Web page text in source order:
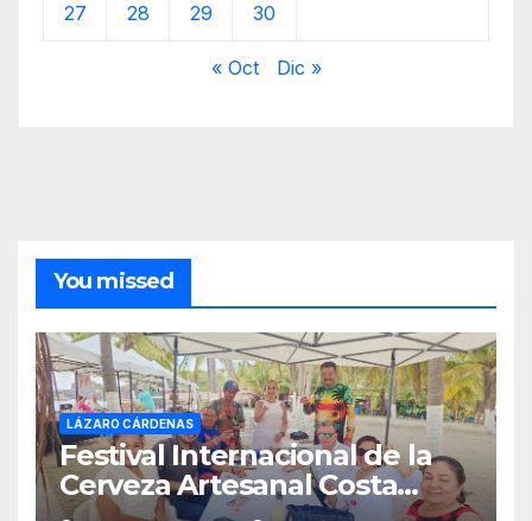
27 28 29 30
« Oct Dic »
You missed
LÁZARO CÁRDENAS
Festival Internacional de la
Cerveza Artesanal Costa
Michoacán 2026 Cerro su 19ª